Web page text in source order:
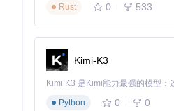
对于纯中文场景，RapidOCR
优化配置：
Rust
0 533
Kimi-K3
Python
0 0